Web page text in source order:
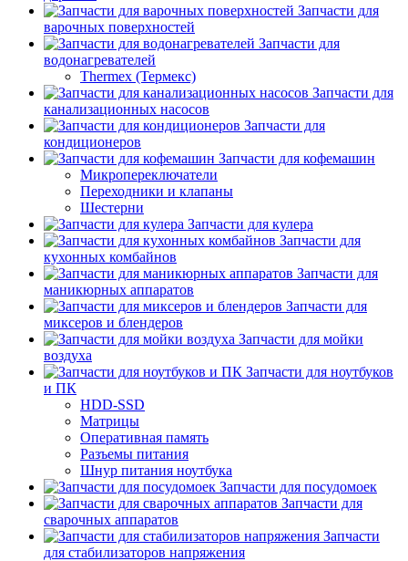
Запчасти для
варочных поверхностей
Запчасти для
водонагревателей
Thermex (Термекс)
Запчасти для
канализационных насосов
Запчасти для
кондиционеров
Запчасти для кофемашин
Микропереключатели
Переходники и клапаны
Шестерни
Запчасти для кулера
Запчасти для
кухонных комбайнов
Запчасти для
маникюрных аппаратов
Запчасти для
миксеров и блендеров
Запчасти для мойки
воздуха
Запчасти для ноутбуков
и ПК
HDD-SSD
Матрицы
Оперативная память
Разъемы питания
Шнур питания ноутбука
Запчасти для посудомоек
Запчасти для
сварочных аппаратов
Запчасти
для стабилизаторов напряжения